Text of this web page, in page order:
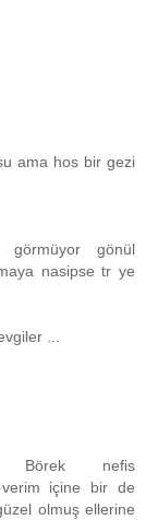
ama hos bir gezi
görmüyor gönül
nasipse tr ye
...
Börek nefis
içine bir de
olmuş ellerine